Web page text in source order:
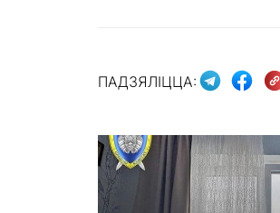
ПАДЗЯЛІЦЦА: